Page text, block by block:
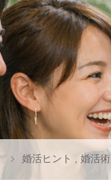
婚活ヒント 婚活術